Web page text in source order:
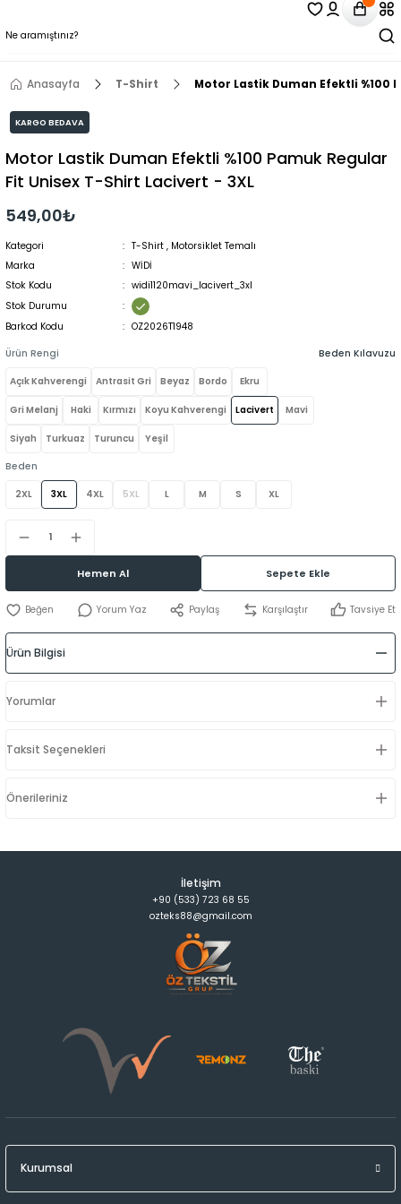
Anasayfa T-Shirt Motor Lastik Duman Efektli %100
KARGO BEDAVA
Motor Lastik Duman Efektli %100 Pamuk Regular
Fit Unisex T-Shirt Lacivert - 3XL
549,00₺
Kategori T-Shirt , Motorsiklet Temalı
Marka
WİDİ
Stok Kodu
widi1120mavi_lacivert_3xl
Stok Durumu
Barkod Kodu
OZ2026T1948
Ürün Rengi
Açık Kahverengi Antrasit Gri Beyaz Bordo Ekru
Gri Melanj Haki Kırmızı Koyu Kahverengi Lacivert Mavi
Siyah Turkuaz Turuncu Yeşil
Beden
2XL 3XL 4XL 5XL L M S XL
Beden Kılavuzu
Hemen Al Sepete Ekle
Yorum Yaz Paylaş Karşılaştır Tavsiye Et
Ürün Bilgisi
Yorumlar
Taksit Seçenekleri
Önerileriniz
İletişim
+90 (533) 723 68 55
ozteks88@gmail.com
Kurumsal